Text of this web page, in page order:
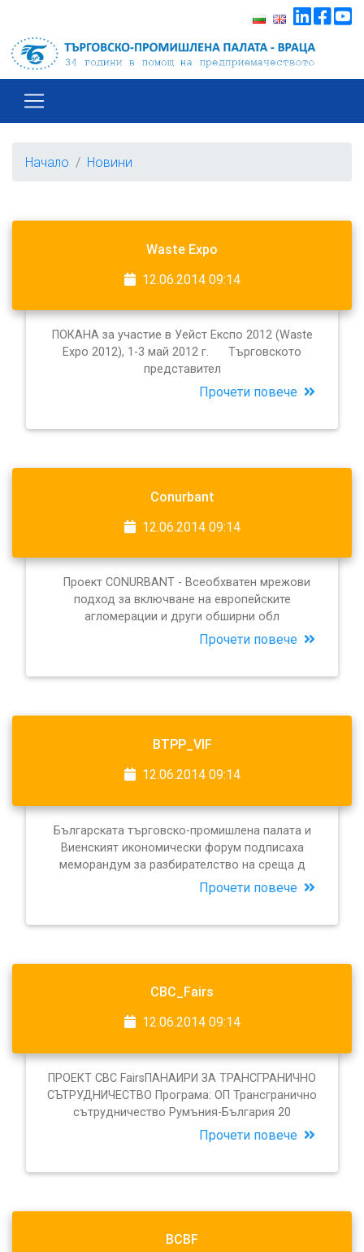
Начало Новини
Waste Expo
12.06.2014 09:14
ПОКАНА за участие в Уейст Експо 2012 (Waste
Expo 2012), 1-3 май 2012 г. Търговското
представител
Прочети повече
Conurbant
12.06.2014 09:14
Проект CONURBANT - Всеобхватен мрежови
подход за включване на европейските
агломерации и други обширни обл
Прочети повече
BTPP_VIF
12.06.2014 09:14
Българската търговско-промишлена палата и
Виенският икономически форум подписаха
меморандум за разбирателство на среща д
Прочети повече
CBC_Fairs
12.06.2014 09:14
ПРОЕКТ CBC FairsПАНАИРИ ЗА ТРАНСГРАНИЧНО
СЪТРУДНИЧЕСТВО Програма: ОП Трансгранично
сътрудничество Румъния-България 20
Прочети повече
BCBF